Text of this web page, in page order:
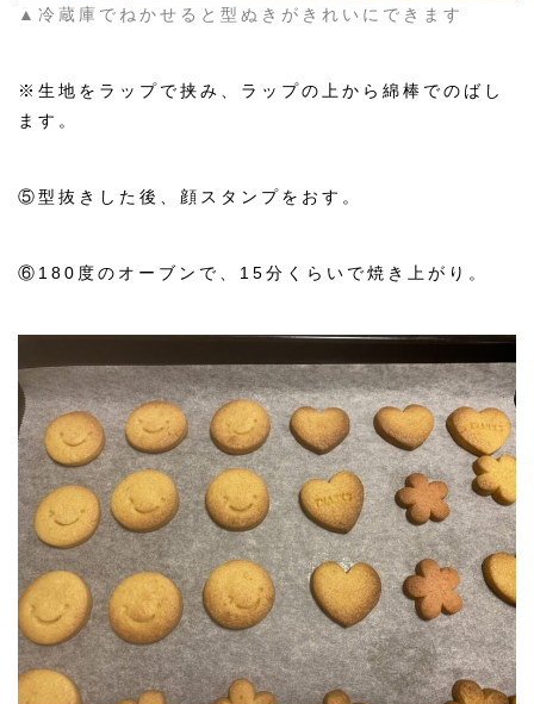
▲冷蔵庫でねかせると型ぬきがきれいにできます
※生地をラップで挟み、ラップの上から綿棒でのばし
ます。
⑤型抜きした後、顔スタンプをおす。
⑥180度のオーブンで、15分くらいで焼き上がり。